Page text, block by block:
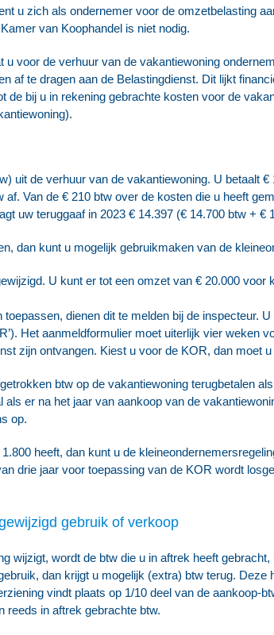
u zich als ondernemer voor de omzetbelasting
van Koophandel is niet nodig.
u voor de verhuur van de vakantiewoning
af te dragen aan de Belastingdienst. Dit lijkt
de bij u in rekening gebrachte kosten voor de
uit de verhuur van de vakantiewoning. U betaalt
Van de € 210 btw over de kosten die u heeft
uw teruggaaf in 2023 € 14.397 (€ 14.700 btw + €
dan kunt u mogelijk gebruikmaken van de
U kunt er tot een omzet van € 20.000
dienen dit te melden bij de inspecteur.
Het aanmeldformulier moet uiterlijk vier weken
zijn ontvangen. Kiest u voor de KOR, dan moet
btw op de vakantiewoning terugbetalen
er na het jaar van aankoop van de
op.
heeft, dan kunt u de
drie jaar voor toepassing van de KOR wordt
gebruik of verkoop
wijzigt, wordt de btw die u in aftrek heeft
dan krijgt u mogelijk (extra) btw terug.
vindt plaats op 1/10 deel van de aankoop-
reeds in aftrek gebrachte btw.